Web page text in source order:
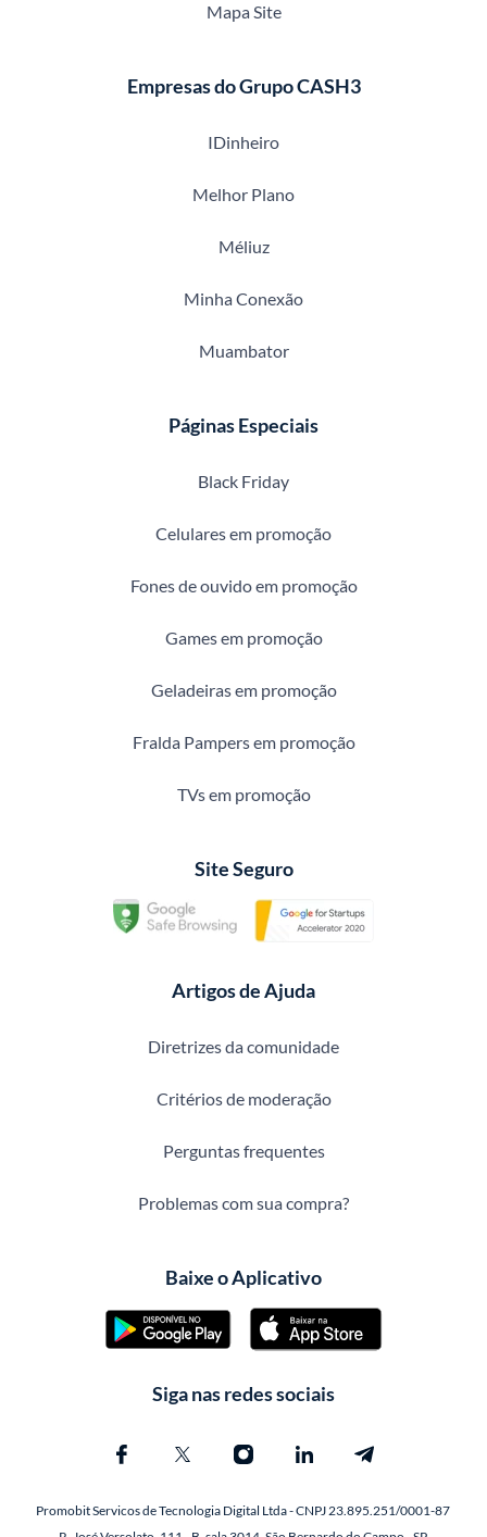
Mapa Site
Empresas do Grupo CASH3
IDinheiro
Melhor Plano
Méliuz
Minha Conexão
Muambator
Páginas Especiais
Black Friday
Celulares em promoção
Fones de ouvido em promoção
Games em promoção
Geladeiras em promoção
Fralda Pampers em promoção
TVs em promoção
Site Seguro
Artigos de Ajuda
Diretrizes da comunidade
Critérios de moderação
Perguntas frequentes
Problemas com sua compra?
Baixe o Aplicativo
Siga nas redes sociais
Promobit Servicos de Tecnologia Digital Ltda - CNPJ 23.895.251/0001-87